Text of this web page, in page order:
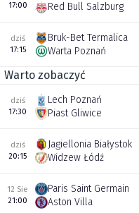
17:00
Red Bull Salzburg
dziś
17:15
Bruk-Bet Termalica
Warta Poznań
Warto zobaczyć
dziś
17:30
Lech Poznań
Piast Gliwice
dziś
20:15
Jagiellonia Białystok
Widzew Łódź
12 Sie
21:00
Paris Saint Germain
Aston Villa